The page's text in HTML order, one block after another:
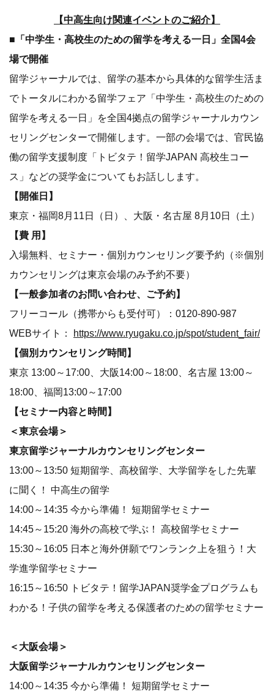
【中高生向け関連イベントのご紹介】
■「中学生・高校生のための留学を考える一日」全国4会
場で開催
留学ジャーナルでは、留学の基本から具体的な留学生活ま
でトータルにわかる留学フェア「中学生・高校生のための
留学を考える一日」を全国4拠点の留学ジャーナルカウン
セリングセンターで開催します。一部の会場では、官民協
働の留学支援制度「トビタテ！留学JAPAN 高校生コー
ス」などの奨学金についてもお話しします。
【開催日】
東京・福岡8月11日（日）、大阪・名古屋 8月10日（土）
【費 用】
入場無料、セミナー・個別カウンセリング要予約（※個別
カウンセリングは東京会場のみ予約不要）
【一般参加者のお問い合わせ、ご予約】
フリーコール（携帯からも受付可）：0120‐890‐987
WEBサイト： https://www.ryugaku.co.jp/spot/student_fair/
【個別カウンセリング時間】
東京 13:00～17:00、大阪14:00～18:00、名古屋 13:00～
18:00、福岡13:00～17:00
【セミナー内容と時間】
＜東京会場＞
東京留学ジャーナルカウンセリングセンター
13:00～13:50 短期留学、高校留学、大学留学をした先輩
に聞く！ 中高生の留学
14:00～14:35 今から準備！ 短期留学セミナー
14:45～15:20 海外の高校で学ぶ！ 高校留学セミナー
15:30～16:05 日本と海外併願でワンランク上を狙う！大
学進学留学セミナー
16:15～16:50 トビタテ！留学JAPAN奨学金プログラムも
わかる！子供の留学を考える保護者のための留学セミナー
＜大阪会場＞
大阪留学ジャーナルカウンセリングセンター
14:00～14:35 今から準備！ 短期留学セミナー